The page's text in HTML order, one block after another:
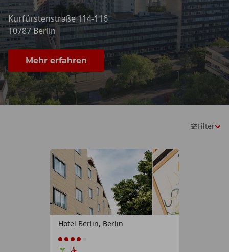
Kurfürstenstraße 114-116
10787 Berlin
Mehr erfahren
Filter
149€
1km
Hotel Berlin, Berlin